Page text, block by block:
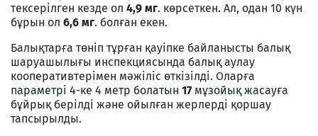
тексерілген кезде ол 4,9 мг. көрсеткен. Ал, одан 10 күн
бұрын ол 6,6 мг. болған екен.
Балықтарға төніп тұрған қауіпке байланысты балық
шаруашылығы инспекциясында балық аулау
кооперативтерімен мәжіліс өткізілді. Оларға
параметрі 4-ке 4 метр болатын 17 мұзойық жасауға
бұйрық берілді және ойылған жерлерді қоршау
тапсырылды.